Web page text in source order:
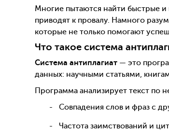
Многие пытаются найти быстрые
приводят к провалу. Намного
которые не только помогают
Что такое система
Система антиплагиат — это
данных: научными статьями,
Программа анализирует текст по
Совпадения слов и фраз с
Частота заимствований и